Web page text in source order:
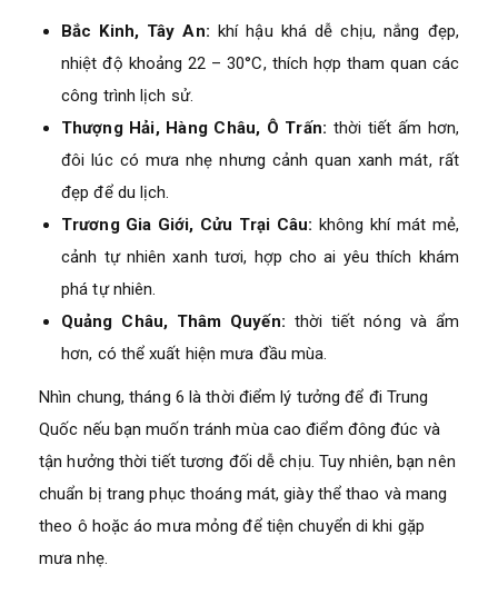
Bắc Kinh, Tây An: khí hậu khá dễ chịu, nắng đẹp,
nhiệt độ khoảng 22 – 30°C, thích hợp tham quan các
công trình lịch sử.
Thượng Hải, Hàng Châu, Ô Trấn: thời tiết ấm hơn,
đôi lúc có mưa nhẹ nhưng cảnh quan xanh mát, rất
đẹp để du lịch.
Trương Gia Giới, Cửu Trại Câu: không khí mát mẻ,
cảnh tự nhiên xanh tươi, hợp cho ai yêu thích khám
phá tự nhiên.
Quảng Châu, Thâm Quyến: thời tiết nóng và ẩm
hơn, có thể xuất hiện mưa đầu mùa.
Nhìn chung, tháng 6 là thời điểm lý tưởng để đi Trung
Quốc nếu bạn muốn tránh mùa cao điểm đông đúc và
tận hưởng thời tiết tương đối dễ chịu. Tuy nhiên, bạn nên
chuẩn bị trang phục thoáng mát, giày thể thao và mang
theo ô hoặc áo mưa mỏng để tiện chuyển di khi gặp
mưa nhẹ.